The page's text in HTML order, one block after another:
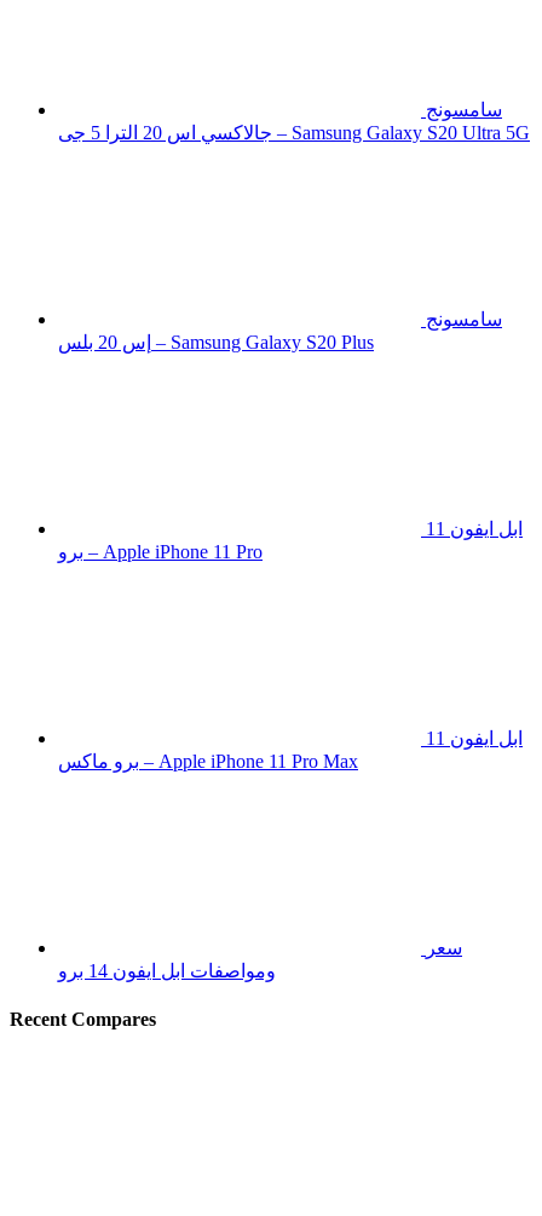
سامسونج
جالاكسي اس 20 الترا 5 جى – Samsung Galaxy S20 Ultra 5G
سامسونج
إس 20 بلس – Samsung Galaxy S20 Plus
ابل ايفون 11
برو – Apple iPhone 11 Pro
ابل ايفون 11
برو ماكس – Apple iPhone 11 Pro Max
سعر
ومواصفات ابل ايفون 14 برو
Recent Compares